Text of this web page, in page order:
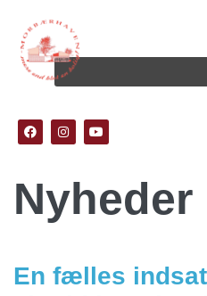
Kategori:
Nyheder
En fælles